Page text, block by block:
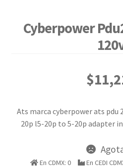
Cyberpower
$
Ats marca cyberpower ats pdu
20p l5-20p to 5-20p adapter
En CDMX: 0 En CEDI